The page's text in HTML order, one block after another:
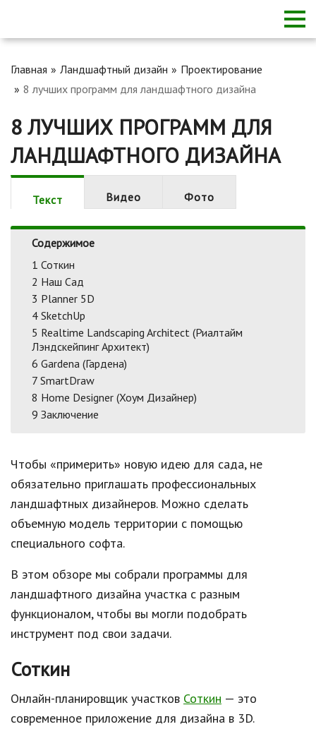
Главная Ландшафтный дизайн
Проектирование
8 лучших программ для ландшафтного дизайна
8 ЛУЧШИХ ПРОГРАММ ДЛЯ
ЛАНДШАФТНОГО ДИЗАЙНА
Текст Видео Фото
Содержимое
1 Соткин
2 Наш Сад
3 Planner 5D
4 SketchUp
5 Realtime Landscaping Architect (Риалтайм
Лэндскейпинг Архитект)
6 Gardena (Гардена)
7 SmartDraw
8 Home Designer (Хоум Дизайнер)
9 Заключение
Чтобы «примерить» новую идею для сада, не
обязательно приглашать профессиональных
ландшафтных дизайнеров. Можно сделать
объемную модель территории с помощью
специального софта.
В этом обзоре мы собрали программы для
ландшафтного дизайна участка с разным
функционалом, чтобы вы могли подобрать
инструмент под свои задачи.
Соткин
Онлайн-планировщик участков Соткин — это
современное приложение для дизайна в 3D.